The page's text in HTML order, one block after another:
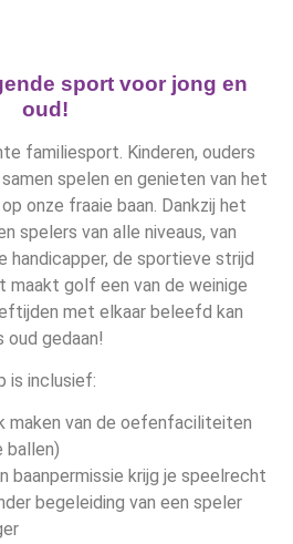
sport voor jong en
oud!
familiesport. Kinderen, ouders
spelen en genieten van het
onze fraaie baan. Dankzij het
spelers van alle niveaus, van
handicapper, de sportieve strijd
maakt golf een van de weinige
met elkaar beleefd kan
oud gedaan!
is inclusief:
maken van de oefenfaciliteiten
ballen)
baanpermissie krijg je speelrecht
begeleiding van een speler